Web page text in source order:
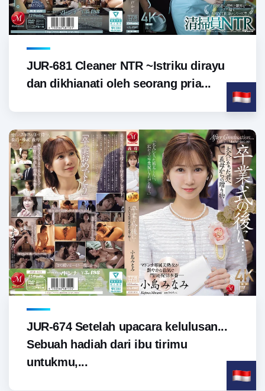
JUR-681 Cleaner NTR ~Istriku dirayu
dan dikhianati oleh seorang pria...
JUR-674 Setelah upacara kelulusan...
Sebuah hadiah dari ibu tirimu
untukmu,...